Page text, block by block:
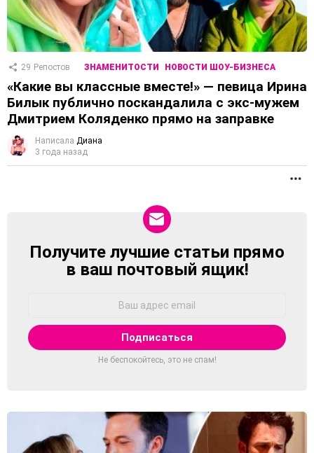
29 Репостов ЗНАМЕНИТОСТИ НОВОСТИ ШОУ-БИЗНЕСА
«Какие вы классные вместе!» — певица Ирина
Билык публично поскандалила с экс-мужем
Дмитрием Коляденко прямо на заправке
Написала Диана
3 года назад
NEWSLETTER
Получите лучшие статьи прямо
в ваш почтовый ящик!
Не беспокойтесь, это не спам!